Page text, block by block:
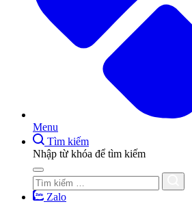
Menu
Tìm kiếm
Nhập từ khóa để tìm kiếm
Zalo